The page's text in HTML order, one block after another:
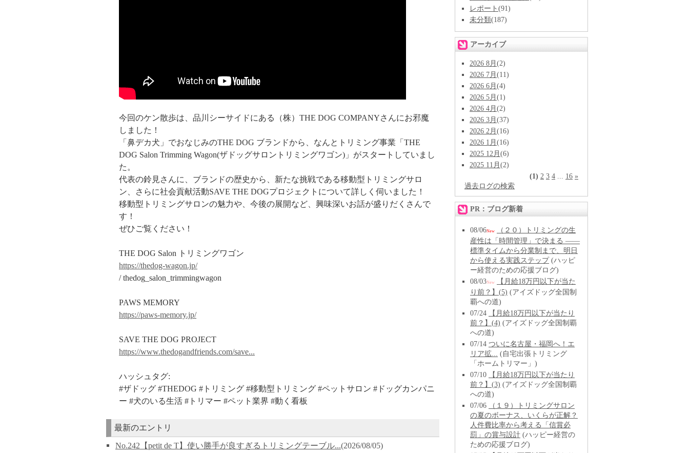
今回のケン散歩は、品川シーサイドにある（株）THE DOG COMPANYさんにお邪魔
しました！
「鼻デカ犬」でおなじみのTHE DOG ブランドから、なんとトリミング事業「THE
DOG Salon Trimming Wagon(ザドッグサロントリミングワゴン)」がスタートしていまし
た。
代表の鈴見さんに、ブランドの歴史から、新たな挑戦である移動型トリミングサロ
ン、さらに社会貢献活動SAVE THE DOGプロジェクトについて詳しく伺いました！
移動型トリミングサロンの魅力や、今後の展開など、興味深いお話が盛りだくさんで
す！
ぜひご覧ください！
THE DOG Salon トリミングワゴン
https://thedog-wagon.jp/
/ thedog_salon_trimmingwagon
PAWS MEMORY
https://paws-memory.jp/
SAVE THE DOG PROJECT
https://www.thedogandfriends.com/save...
ハッシュタグ:
#ザドッグ #THEDOG #トリミング #移動型トリミング #ペットサロン #ドッグカンパニ
ー #犬のいる生活 #トリマー #ペット業界 #動く看板
最新のエントリ
No.242【petit de T】使い勝手が良すぎるトリミングテーブル...(2026/08/05)
レポート (91)
未分類(187)
アーカイブ
2026 8月 (2)
2026 7月 (11)
2026 6月 (4)
2026 5月 (1)
2026 4月 (2)
2026 3月 (37)
2026 2月 (16)
2026 1月 (16)
2025 12月 (6)
2025 11月 (2)
(1) 2 3 4 ... 16 »
過去ログの検索
PR：ブログ新着
08/06New
（２０）トリミングの生
産性は「時間管理」で決まる ――
標準タイムから分業制まで、明日
から使える実践ステップ (ハッピ
ー経営のための応援ブログ)
08/03New
【月給18万円以下が当た
り前？】(5) (アイズドッグ全国制
覇への道)
07/24
【月給18万円以下が当たり
前？】(4) (アイズドッグ全国制覇
への道)
07/14 ついに名古屋・福岡へ！エ
リア拡... (自宅出張トリミング
「ホームトリマー」)
07/10
【月給18万円以下が当たり
前？】(3) (アイズドッグ全国制覇
への道)
07/06
（１９）トリミングサロン
の夏のボーナス、いくらが正解？
人件費比率から考える「信賞必
罰」の賞与設計 (ハッピー経営の
ための応援ブログ)